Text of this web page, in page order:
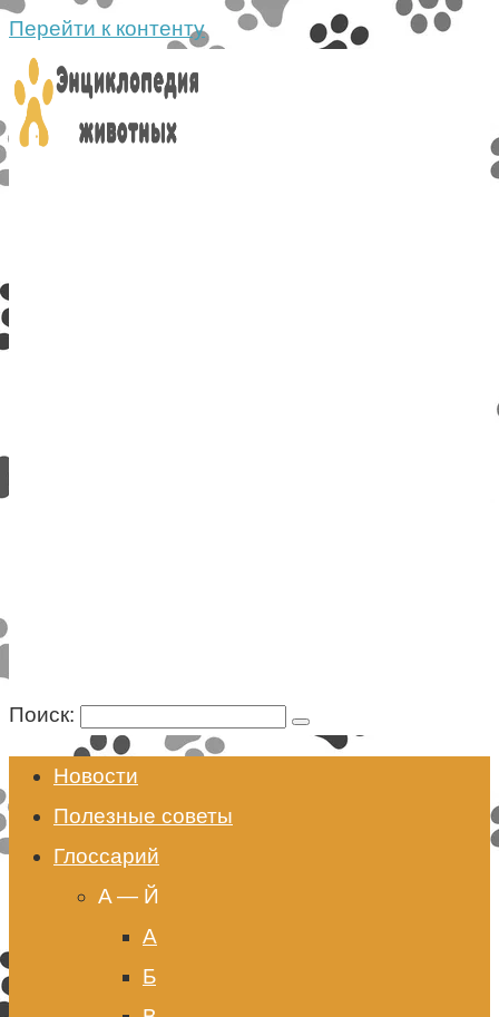
Перейти к контенту
Поиск:
Новости
Полезные советы
Глоссарий
A — Й
А
Б